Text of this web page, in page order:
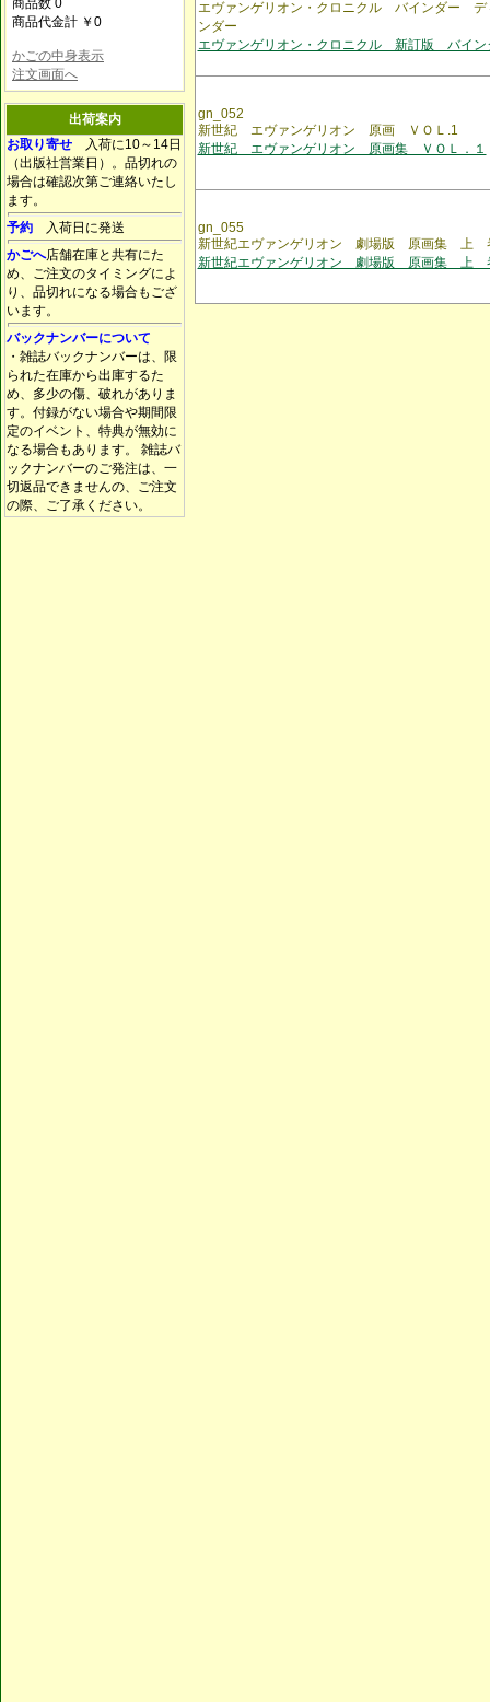
商品数 0
商品代金計 ￥0
かごの中身表示
注文画面へ
出荷案内
お取り寄せ 入荷に10～14日
（出版社営業日）。品切れの
場合は確認次第ご連絡いたし
ます。
予約 入荷日に発送
かごへ店舗在庫と共有にた
め、ご注文のタイミングによ
り、品切れになる場合もござ
います。
バックナンバーについて
・雑誌バックナンバーは、限
られた在庫から出庫するた
め、多少の傷、破れがありま
す。付録がない場合や期間限
定のイベント、特典が無効に
なる場合もあります。 雑誌バ
ックナンバーのご発注は、一
切返品できませんの、ご注文
の際、ご了承ください。
エヴァンゲリオン・クロニクル バインダー デ
ンダー
エヴァンゲリオン・クロニクル 新訂版 バイン
gn_052
新世紀 エヴァンゲリオン 原画 ＶＯＬ.1
新世紀 エヴァンゲリオン 原画集 ＶＯＬ．１
gn_055
新世紀エヴァンゲリオン 劇場版 原画集
新世紀エヴァンゲリオン 劇場版 原画集 上